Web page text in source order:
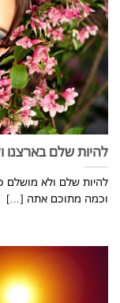
להיות שלם בארצנו
וכמה מתוכם אתה [...]